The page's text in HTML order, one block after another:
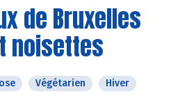
de Bruxelles
noisettes
Végétarien Hiver